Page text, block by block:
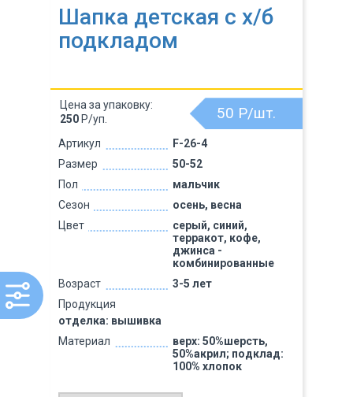
Шапка детская с х/б
подкладом
Артикул
F-26-4
Размер
50-52
Пол
мальчик
Сезон
осень, весна
Цвет
серый, синий,
терракот, кофе,
джинса -
комбинированные
Возраст
3-5 лет
Продукция
отделка: вышивка
Материал
верх: 50%шерсть,
50%акрил; подклад:
100% хлопок
50 Р/шт.
Цена за упаковку:
250 Р/уп.